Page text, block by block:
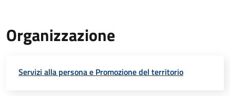
Organizzazione
Servizi alla persona e Promozione del territorio